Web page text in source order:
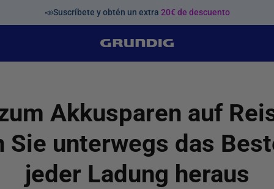
📣Suscríbete y obtén un extra 20€ de descuento
Akkusparen auf
Sie unterwegs das
jeder Ladung heraus